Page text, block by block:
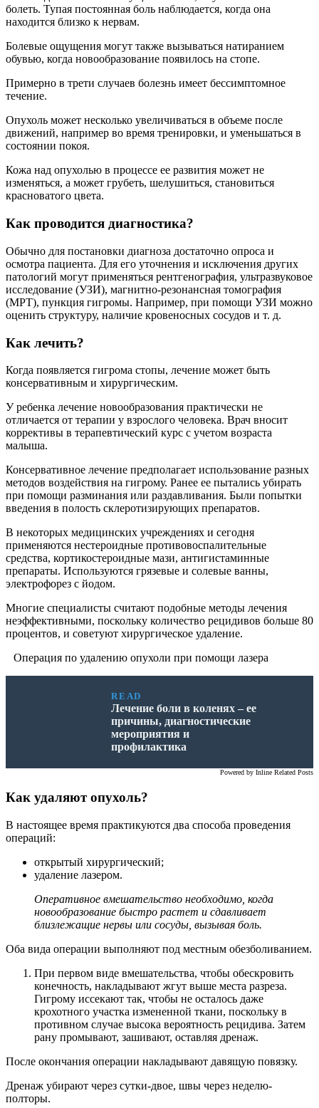
болеть. Тупая постоянная боль наблюдается, когда она
находится близко к нервам.
Болевые ощущения могут также вызываться натиранием
обувью, когда новообразование появилось на стопе.
Примерно в трети случаев болезнь имеет бессимптомное
течение.
Опухоль может несколько увеличиваться в объеме после
движений, например во время тренировки, и уменьшаться в
состоянии покоя.
Кожа над опухолью в процессе ее развития может не
изменяться, а может грубеть, шелушиться, становиться
красноватого цвета.
Как проводится диагностика?
Обычно для постановки диагноза достаточно опроса и
осмотра пациента. Для его уточнения и исключения других
патологий могут применяться рентгенография, ультразвуковое
исследование (УЗИ), магнитно-резонансная томография
(МРТ), пункция гигромы. Например, при помощи УЗИ можно
оценить структуру, наличие кровеносных сосудов и т. д.
Как лечить?
Когда появляется гигрома стопы, лечение может быть
консервативным и хирургическим.
У ребенка лечение новообразования практически не
отличается от терапии у взрослого человека. Врач вносит
коррективы в терапевтический курс с учетом возраста
малыша.
Консервативное лечение предполагает использование разных
методов воздействия на гигрому. Ранее ее пытались убирать
при помощи разминания или раздавливания. Были попытки
введения в полость склеротизирующих препаратов.
В некоторых медицинских учреждениях и сегодня
применяются нестероидные противовоспалительные
средства, кортикостероидные мази, антигистаминные
препараты. Используются грязевые и солевые ванны,
электрофорез с йодом.
Многие специалисты считают подобные методы лечения
неэффективными, поскольку количество рецидивов больше 80
процентов, и советуют хирургическое удаление.
Операция по удалению опухоли при помощи лазера
READ
Лечение боли в коленях – ее
причины, диагностические
мероприятия и
профилактика
Powered by Inline Related Posts
Как удаляют опухоль?
В настоящее время практикуются два способа проведения
операций:
открытый хирургический;
удаление лазером.
Оперативное вмешательство необходимо, когда
новообразование быстро растет и сдавливает
близлежащие нервы или сосуды, вызывая боль.
Оба вида операции выполняют под местным обезболиванием.
При первом виде вмешательства, чтобы обескровить
конечность, накладывают жгут выше места разреза.
Гигрому иссекают так, чтобы не осталось даже
крохотного участка измененной ткани, поскольку в
противном случае высока вероятность рецидива. Затем
рану промывают, зашивают, оставляя дренаж.
После окончания операции накладывают давящую повязку.
Дренаж убирают через сутки-двое, швы через неделю-
полторы.